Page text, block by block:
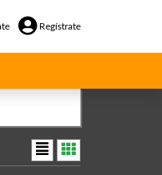
Regístrate